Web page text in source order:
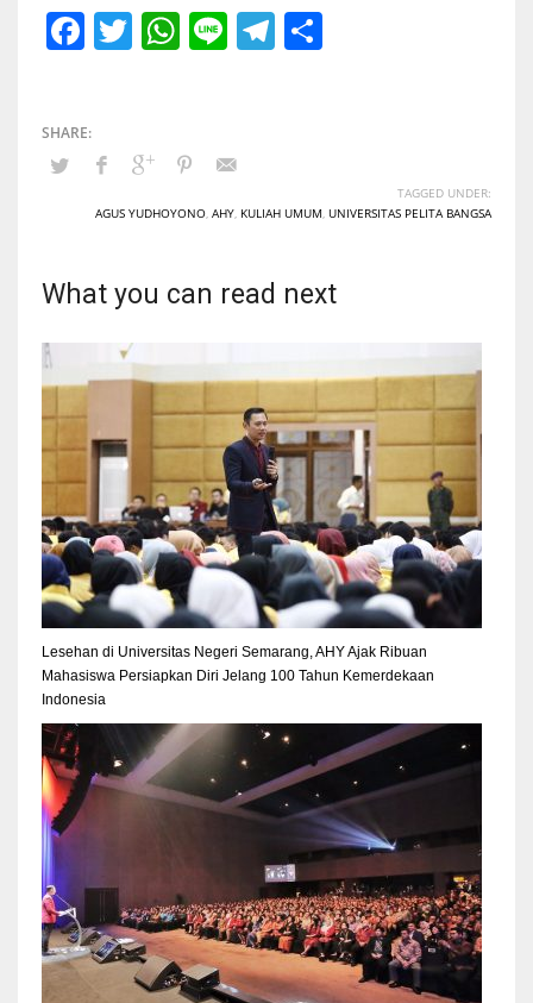
Facebook
Twitter
WhatsApp
LineTelegram
TAGGED UNDER:
AGUS YUDHOYONO, AHY, KULIAH UMUM, UNIVERSITAS PELITA BANGSA
What you can read next
Lesehan di Universitas Negeri Semarang, AHY Ajak Ribuan
Mahasiswa Persiapkan Diri Jelang 100 Tahun Kemerdekaan
Indonesia